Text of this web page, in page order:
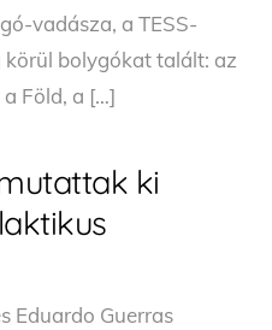
vadásza, a TESS-
körül bolygókat talált: az
Föld, a […]
ki
Eduardo Guerras